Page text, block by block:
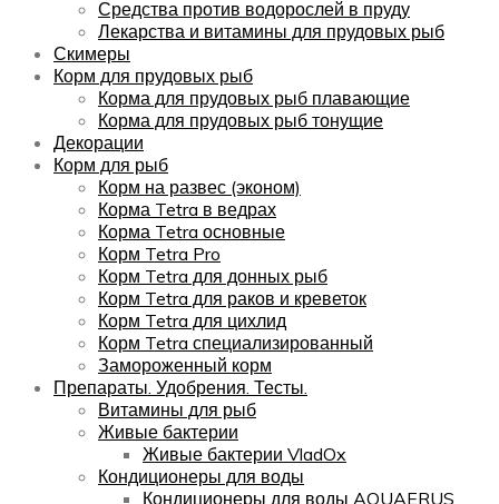
Средства против водорослей в пруду
Лекарства и витамины для прудовых рыб
Скимеры
Корм для прудовых рыб
Корма для прудовых рыб плавающие
Корма для прудовых рыб тонущие
Декорации
Корм для рыб
Корм на развес (эконом)
Корма Tetra в ведрах
Корма Tetra основные
Корм Tetra Pro
Корм Tetra для донных рыб
Корм Tetra для раков и креветок
Корм Tetra для цихлид
Корм Tetra специализированный
Замороженный корм
Препараты. Удобрения. Тесты.
Витамины для рыб
Живые бактерии
Живые бактерии VladOx
Кондиционеры для воды
Кондиционеры для воды AQUAERUS